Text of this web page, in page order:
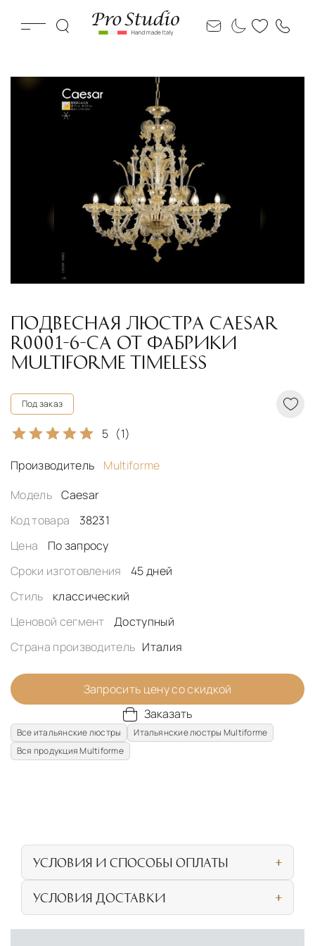
ПОДВЕСНАЯ ЛЮСТРА CAESAR
R0001-6-CA ОТ ФАБРИКИ
MULTIFORME TIMELESS
Под заказ
5 (1)
Производитель
Multiforme
Модель
Caesar
Код товара
38231
Цена
По запросу
Сроки изготовления
45 дней
Стиль
классический
Ценовой сегмент
Доступный
Страна производитель Италия
Запросить цену со скидкой
Заказать
Все итальянские люстры
Итальянские люстры Multiforme
Вся продукция Multiforme
УСЛОВИЯ И СПОСОБЫ ОПЛАТЫ
личном посещении нашего салона
Безналичная оплата по счёту для
УСЛОВИЯ ДОСТАВКИ